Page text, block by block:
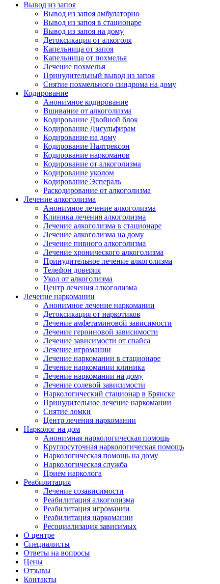
Вывод из запоя
Вывод из запоя амбулаторно
Вывод из запоя в стационаре
Вывод из запоя на дому
Детоксикация от алкоголя
Капельница от запоя
Капельница от похмелья
Лечение похмелья
Принудительный вывод из запоя
Снятие похмельного синдрома на дому
Кодирование
Анонимное кодирование
Вшивание от алкоголизма
Кодирование Двойной блок
Кодирование Дисульфирам
Кодирование на дому
Кодирование Налтрексон
Кодирование наркоманов
Кодирование от алкоголизма
Кодирование уколом
Кодирование Эспераль
Раскодирование от алкоголизма
Лечение алкоголизма
Анонимное лечение алкоголизма
Клиника лечения алкоголизма
Лечение алкоголизма в стационаре
Лечение алкоголизма на дому
Лечение пивного алкоголизма
Лечение хронического алкоголизма
Принудительное лечение алкоголизма
Телефон доверия
Укол от алкоголизма
Центр лечения алкоголизма
Лечение наркомании
Анонимное лечение наркомании
Детоксикация от наркотиков
Лечение амфетаминовой зависимости
Лечение героиновой зависимости
Лечение зависимости от спайса
Лечение игромании
Лечение наркомании в стационаре
Лечение наркомании клиника
Лечение наркомании на дому
Лечение солевой зависимости
Наркологический стационар в Брянске
Принудительное лечение наркомании
Снятие ломки
Центр лечения наркомании
Нарколог на дом
Анонимная наркологическая помощь
Круглосуточная наркологическая помощь
Наркологическая помощь на дому
Наркологическая служба
Прием нарколога
Реабилитация
Лечение созависимости
Реабилитация алкоголизма
Реабилитация игромании
Реабилитация наркомании
Ресоциализация зависимых
О центре
Специалисты
Ответы на вопросы
Цены
Отзывы
Контакты